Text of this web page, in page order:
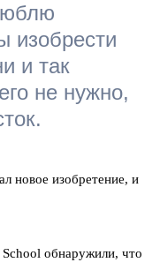
изобрести
и так
не нужно,
новое изобретение, и
School обнаружили, что